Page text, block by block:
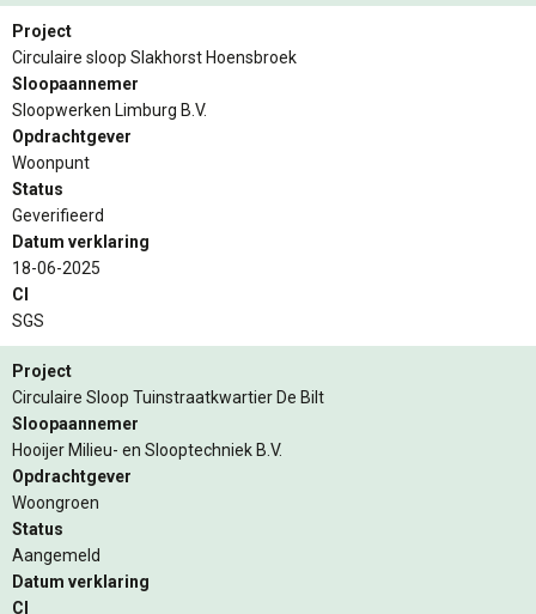
Project
Circulaire sloop Slakhorst Hoensbroek
Sloopaannemer
Sloopwerken Limburg B.V.
Opdrachtgever
Woonpunt
Status
Geverifieerd
Datum verklaring
18-06-2025
CI
SGS
Project
Circulaire Sloop Tuinstraatkwartier De Bilt
Sloopaannemer
Hooijer Milieu- en Slooptechniek B.V.
Opdrachtgever
Woongroen
Status
Aangemeld
Datum verklaring
CI